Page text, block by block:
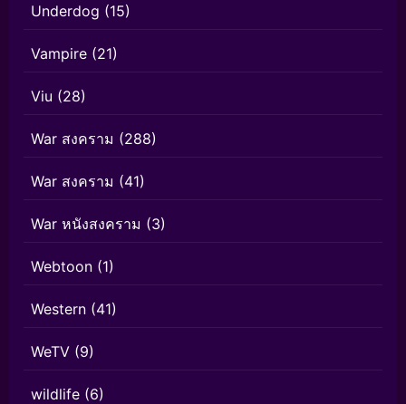
Underdog (15)
Vampire (21)
Viu (28)
War สงคราม (288)
War สงคราม (41)
War หนังสงคราม (3)
Webtoon (1)
Western (41)
WeTV (9)
wildlife (6)